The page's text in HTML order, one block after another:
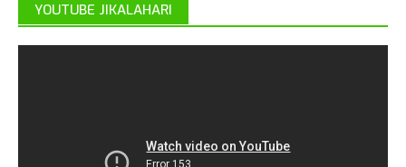
YOUTUBE JIKALAHARI